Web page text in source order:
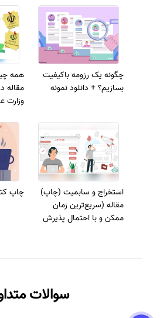
چگونه یک رزومه باکیفیت
بسازیم؟ + دانلود نمونه
همه
مقاله
وزارت
استخراج و سابمیت (چاپ)
مقاله (سریع‌ترین زمان
ممکن و با احتمال پذیرش
چاپ
سوالات